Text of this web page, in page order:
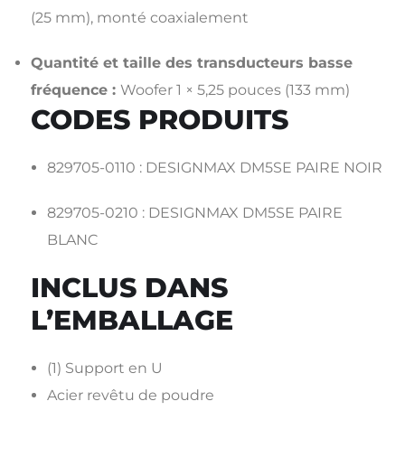
(25 mm), monté coaxialement
Quantité et taille des transducteurs basse
fréquence : Woofer 1 × 5,25 pouces (133 mm)
CODES PRODUITS
829705-0110 : DESIGNMAX DM5SE PAIRE NOIR
829705-0210 : DESIGNMAX DM5SE PAIRE
BLANC
INCLUS DANS
L’EMBALLAGE
(1) Support en U
Acier revêtu de poudre